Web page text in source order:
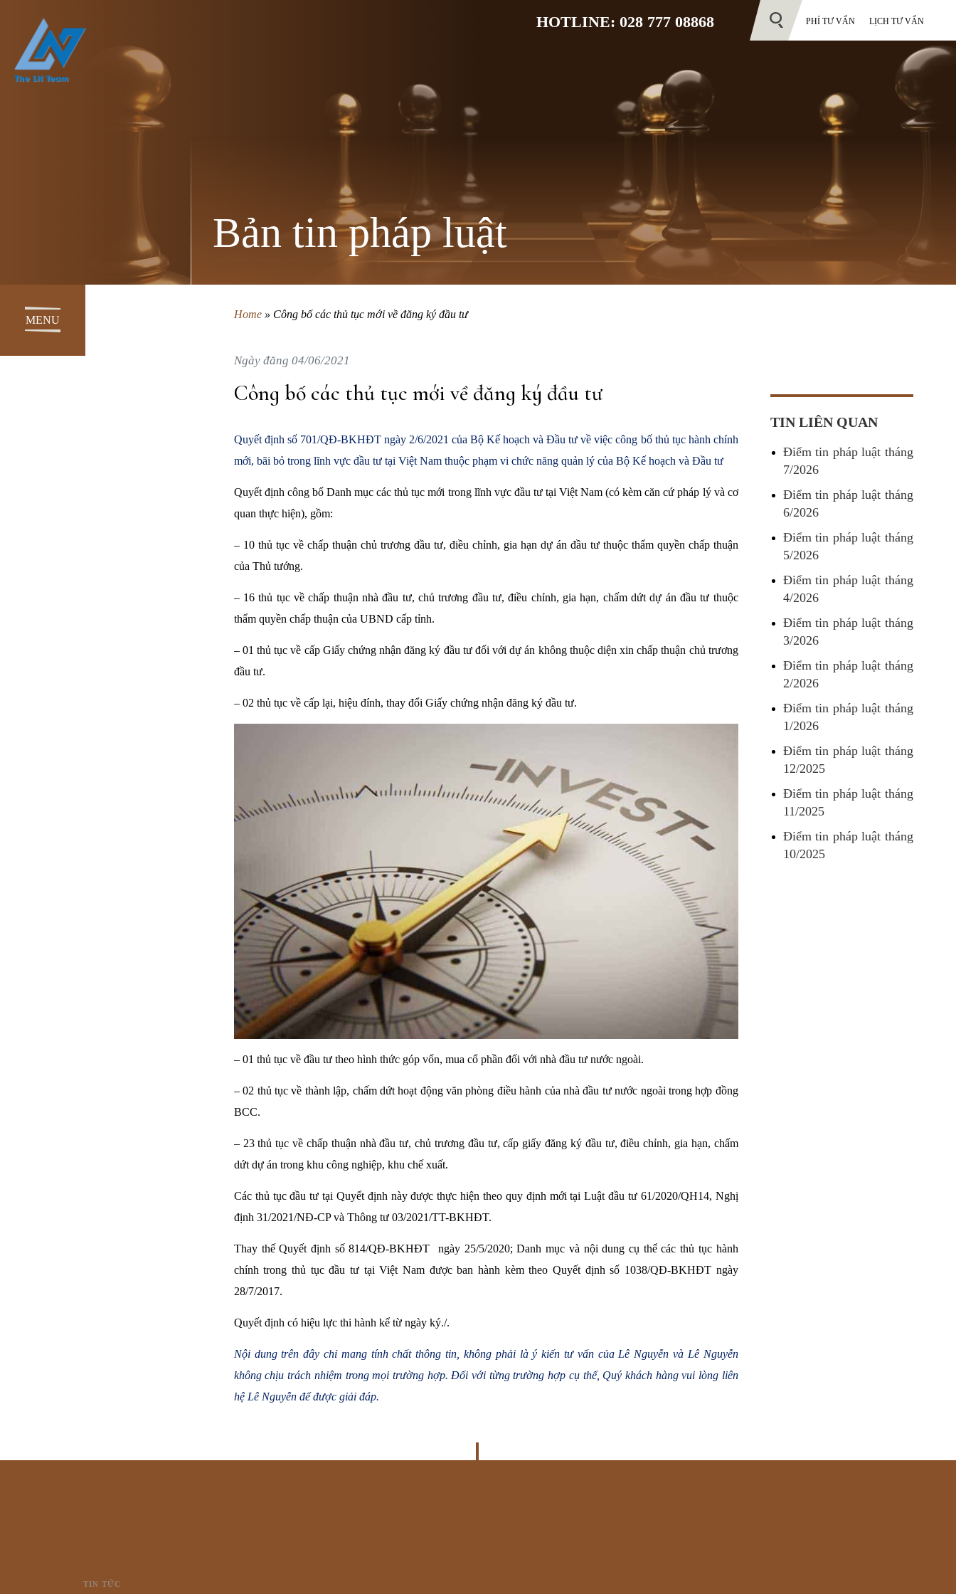
HOTLINE: 028 777 08868 PHÍ TƯ VẤN LỊCH TƯ VẤN
Bản tin pháp luật
MENU Home» Công bố các thủ tục mới về đăng ký đầu tư
Ngày đăng 04/06/2021
Công bố các thủ tục mới về đăng ký đầu tư
Quyết định số 701/QĐ-BKHĐT ngày 2/6/2021 của Bộ Kế hoạch và Đầu tư về việc công bố thủ tục hành chính
mới, bãi bỏ trong lĩnh vực đầu tư tại Việt Nam thuộc phạm vi chức năng quản lý của Bộ Kế hoạch và Đầu tư
Quyết định công bố Danh mục các thủ tục mới trong lĩnh vực đầu tư tại Việt Nam (có kèm căn cứ pháp lý và cơ
quan thực hiện), gồm:
– 10 thủ tục về chấp thuận chủ trương đầu tư, điều chỉnh, gia hạn dự án đầu tư thuộc thẩm quyền chấp thuận
của Thủ tướng.
– 16 thủ tục về chấp thuận nhà đầu tư, chủ trương đầu tư, điều chỉnh, gia hạn, chấm dứt dự án đầu tư thuộc
thẩm quyền chấp thuận của UBND cấp tỉnh.
– 01 thủ tục về cấp Giấy chứng nhận đăng ký đầu tư đối với dự án không thuộc diện xin chấp thuận chủ trương
đầu tư.
– 02 thủ tục về cấp lại, hiệu đính, thay đổi Giấy chứng nhận đăng ký đầu tư.
– 01 thủ tục về đầu tư theo hình thức góp vốn, mua cổ phần đối với nhà đầu tư nước ngoài.
– 02 thủ tục về thành lập, chấm dứt hoạt động văn phòng điều hành của nhà đầu tư nước ngoài trong hợp đồng
BCC.
– 23 thủ tục về chấp thuận nhà đầu tư, chủ trương đầu tư, cấp giấy đăng ký đầu tư, điều chỉnh, gia hạn, chấm
dứt dự án trong khu công nghiệp, khu chế xuất.
Các thủ tục đầu tư tại Quyết định này được thực hiện theo quy định mới tại Luật đầu tư 61/2020/QH14, Nghị
định 31/2021/NĐ-CP và Thông tư 03/2021/TT-BKHĐT.
Thay thế Quyết định số 814/QĐ-BKHĐT ngày 25/5/2020; Danh mục và nội dung cụ thể các thủ tục hành
chính trong thủ tục đầu tư tại Việt Nam được ban hành kèm theo Quyết định số 1038/QĐ-BKHĐT ngày
28/7/2017.
Quyết định có hiệu lực thi hành kể từ ngày ký./.
Nội dung trên đây chỉ mang tính chất thông tin, không phải là ý kiến tư vấn của Lê Nguyễn và Lê Nguyễn
không chịu trách nhiệm trong mọi trường hợp. Đối với từng trường hợp cụ thể, Quý khách hàng vui lòng liên
hệ Lê Nguyễn để được giải đáp.
TIN LIÊN QUAN
Điểm tin pháp luật tháng
7/2026
Điểm tin pháp luật tháng
6/2026
Điểm tin pháp luật tháng
5/2026
Điểm tin pháp luật tháng
4/2026
Điểm tin pháp luật tháng
3/2026
Điểm tin pháp luật tháng
2/2026
Điểm tin pháp luật tháng
1/2026
Điểm tin pháp luật tháng
12/2025
Điểm tin pháp luật tháng
11/2025
Điểm tin pháp luật tháng
10/2025
TIN TỨC